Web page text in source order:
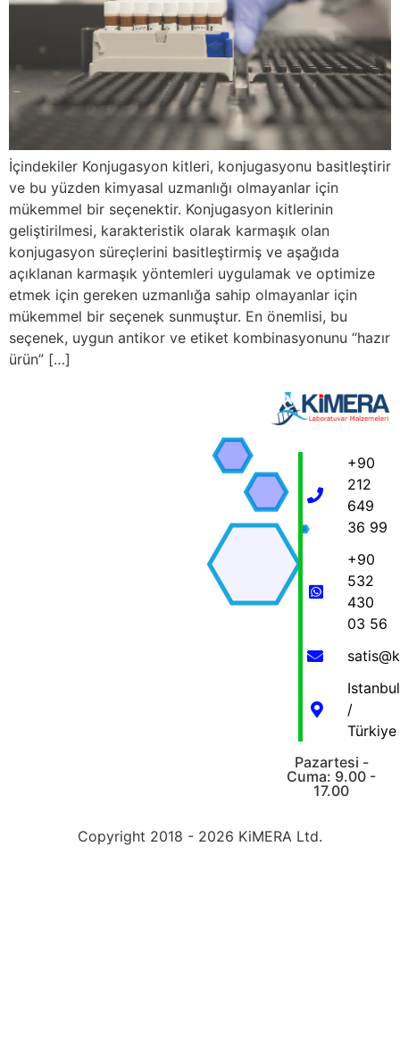
İçindekiler Konjugasyon kitleri, konjugasyonu basitleştirir
ve bu yüzden kimyasal uzmanlığı olmayanlar için
mükemmel bir seçenektir. Konjugasyon kitlerinin
geliştirilmesi, karakteristik olarak karmaşık olan
konjugasyon süreçlerini basitleştirmiş ve aşağıda
açıklanan karmaşık yöntemleri uygulamak ve optimize
etmek için gereken uzmanlığa sahip olmayanlar için
mükemmel bir seçenek sunmuştur. En önemlisi, bu
seçenek, uygun antikor ve etiket kombinasyonunu “hazır
ürün” […]
+90
212
649
36 99
+90
532
430
03 56
Istanbul
/
Türkiye
Pazartesi -
Cuma: 9.00 -
17.00
Copyright 2018 - 2026 KiMERA Ltd.